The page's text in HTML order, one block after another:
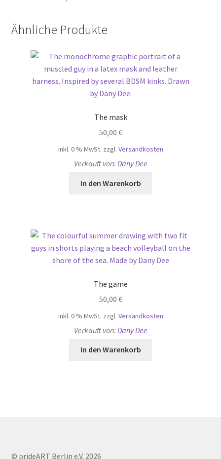
Ähnliche Produkte
The mask
50,00 €
inkl. 0 % MwSt. zzgl. Versandkosten
Verkauft von: Dany Dee
In den Warenkorb
The game
50,00 €
inkl. 0 % MwSt. zzgl. Versandkosten
Verkauft von: Dany Dee
In den Warenkorb
© prideART Berlin e.V. 2026